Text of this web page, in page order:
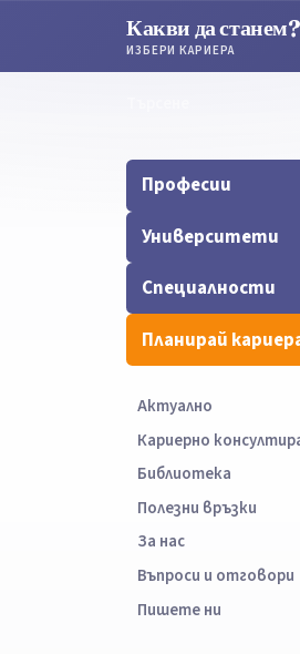
Какви да станем?
ИЗБЕРИ КАРИЕРА
Професии
Университети
Специалности
Планирай
Актуално
Кариерно
Библиотека
Полезни връзки
За нас
Въпроси и отговори
Пишете ни